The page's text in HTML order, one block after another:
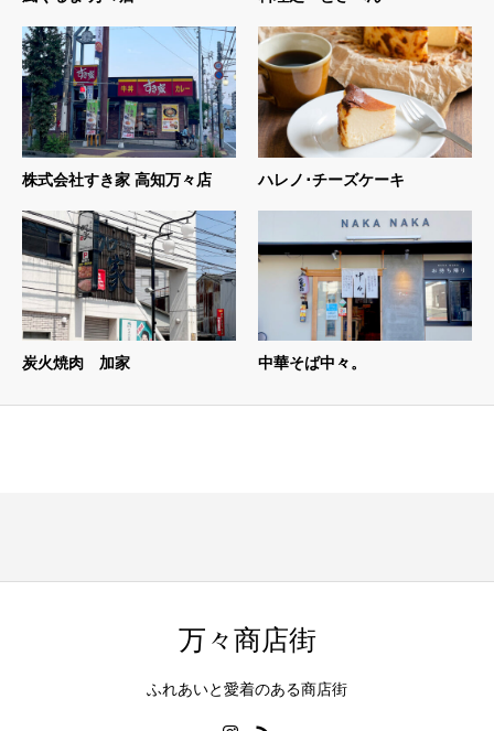
株式会社すき家 高知万々店 ハレノ･チーズケーキ
炭火焼肉 加家 中華そば中々。
万々商店街
ふれあいと愛着のある商店街